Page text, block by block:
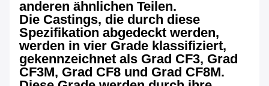
anderen ähnlichen Teilen.
Die Castings, die durch diese
Spezifikation abgedeckt werden,
werden in vier Grade klassifiziert,
gekennzeichnet als Grad CF3, Grad
CF3M, Grad CF8 und Grad CF8M.